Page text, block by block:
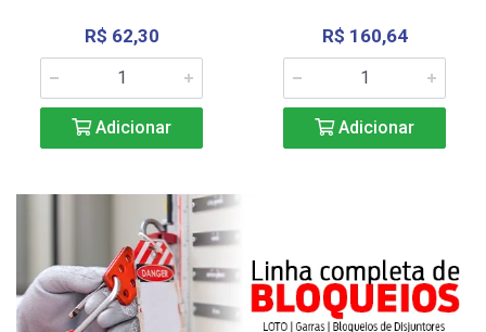
R$ 62,30
Adicionar
R$ 160,64
Adicionar